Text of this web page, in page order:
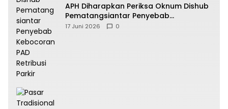
APH Diharapkan Periksa Oknum Dishub
Pematangsiantar Penyebab
Kebocoran PAD Retribusi Parkir
17 Juni 2026 0